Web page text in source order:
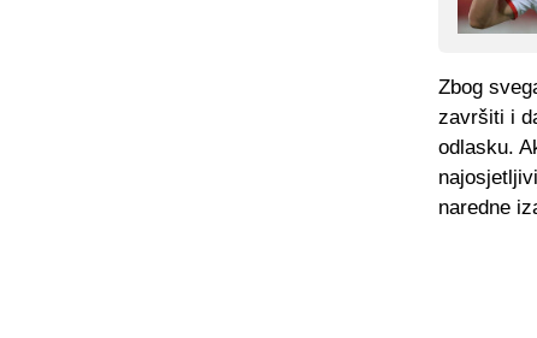
Zbog
završiti i
odlasku.
naredne